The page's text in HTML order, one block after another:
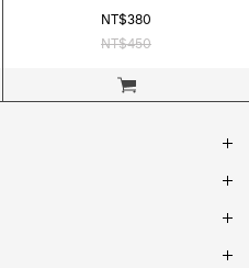
立即購買
NT$380
NT$450